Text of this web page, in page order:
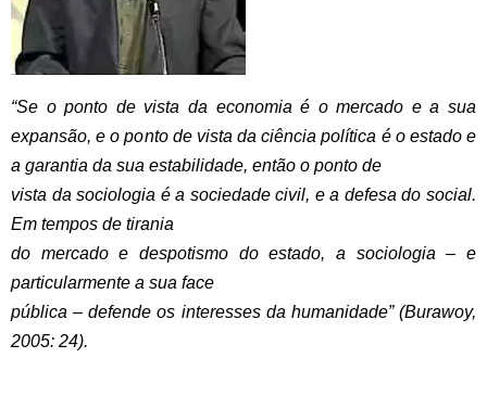
“Se o ponto de vista da economia é o mercado e a sua
expansão, e o ponto de vista da ciência política é o estado e
a garantia da sua estabilidade, então o ponto de
vista da sociologia é a sociedade civil, e a defesa do social.
Em tempos de tirania
do mercado e despotismo do estado, a sociologia – e
particularmente a sua face
pública – defende os interesses da humanidade” (Burawoy,
2005: 24).